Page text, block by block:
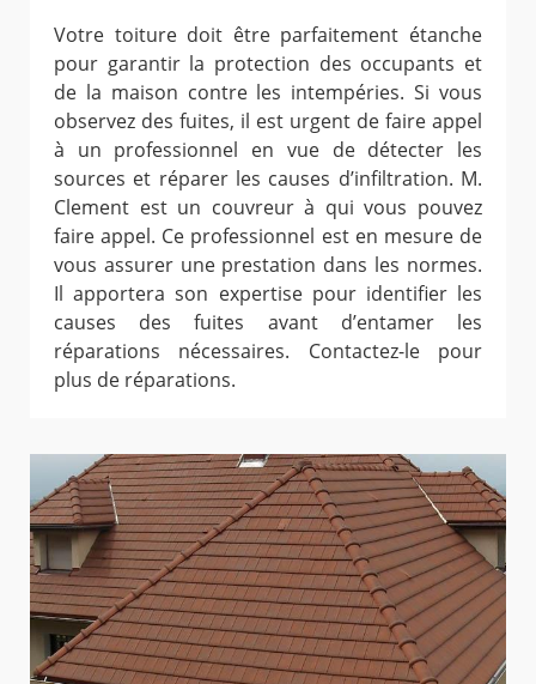
Votre toiture doit être parfaitement étanche
pour garantir la protection des occupants et
de la maison contre les intempéries. Si vous
observez des fuites, il est urgent de faire appel
à un professionnel en vue de détecter les
sources et réparer les causes d’infiltration. M.
Clement est un couvreur à qui vous pouvez
faire appel. Ce professionnel est en mesure de
vous assurer une prestation dans les normes.
Il apportera son expertise pour identifier les
causes des fuites avant d’entamer les
réparations nécessaires. Contactez-le pour
plus de réparations.